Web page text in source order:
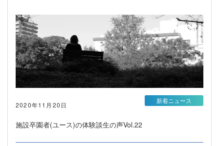
2020年11月20日
施設卒園者(ユース)の体験談生の声Vol.22
新着ニュース